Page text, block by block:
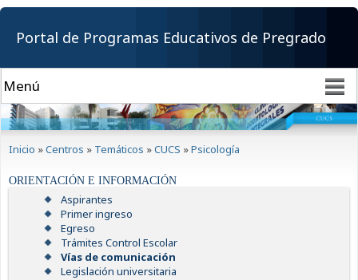
Portal de Programas Educativos de Pregrado
Inicio »Centros » Temáticos »CUCS »Psicología
ORIENTACIÓN E INFORMACIÓN
Aspirantes
Primer ingreso
Egreso
Trámites Control Escolar
Vías de comunicación
Legislación universitaria